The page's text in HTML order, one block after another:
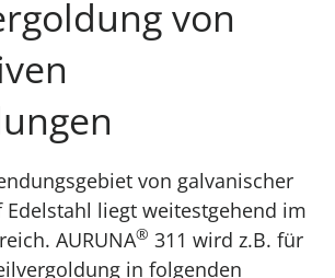
von
von galvanischer
Edelstahl liegt weitestgehend im
AURUNA® 311 wird z.B. für
in folgenden